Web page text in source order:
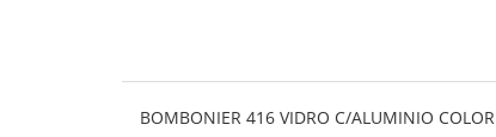
BOMBONIER 416 VIDRO C/ALUMINIO COLOR